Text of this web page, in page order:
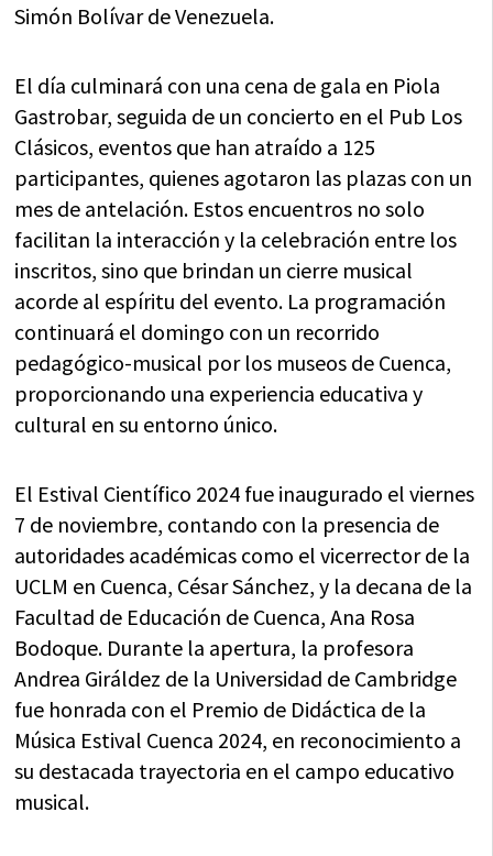
Simón Bolívar de Venezuela.
El día culminará con una cena de gala en Piola
Gastrobar, seguida de un concierto en el Pub Los
Clásicos, eventos que han atraído a 125
participantes, quienes agotaron las plazas con un
mes de antelación. Estos encuentros no solo
facilitan la interacción y la celebración entre los
inscritos, sino que brindan un cierre musical
acorde al espíritu del evento. La programación
continuará el domingo con un recorrido
pedagógico-musical por los museos de Cuenca,
proporcionando una experiencia educativa y
cultural en su entorno único.
El Estival Científico 2024 fue inaugurado el viernes
7 de noviembre, contando con la presencia de
autoridades académicas como el vicerrector de la
UCLM en Cuenca, César Sánchez, y la decana de la
Facultad de Educación de Cuenca, Ana Rosa
Bodoque. Durante la apertura, la profesora
Andrea Giráldez de la Universidad de Cambridge
fue honrada con el Premio de Didáctica de la
Música Estival Cuenca 2024, en reconocimiento a
su destacada trayectoria en el campo educativo
musical.